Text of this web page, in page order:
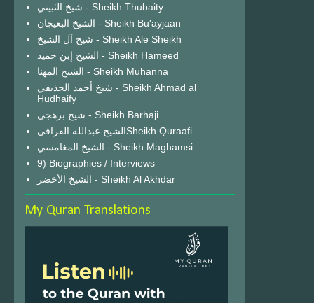
شيخ الثبيتي - Sheikh Thubaity
الشيخ البعيجان - Sheikh Bu'ayjaan
شيخ آل الشيخ - Sheikh Ale Sheikh
الشيخ إبن حميد - Sheikh Hameed
الشيخ المهنا - Sheikh Muhanna
شيخ أحمد الحذيفي - Sheikh Ahmad al
Hudhaify
شيخ برهجي - Sheikh Barhaji
الشيخ عبدالله القرافيSheikh Quraafi
الشيخ المغامسي - Sheikh Maghamsi
9) Biographies / Interviews
الشيخ الأخضر - Sheikh Al Akhdar
My Quran Translations